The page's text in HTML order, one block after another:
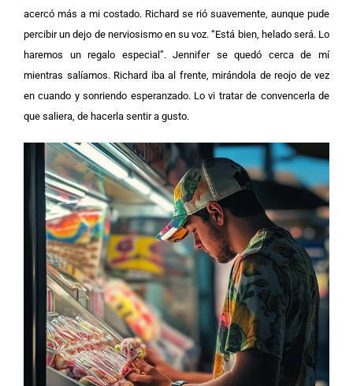
acercó más a mi costado. Richard se rió suavemente, aunque pude
percibir un dejo de nerviosismo en su voz. “Está bien, helado será. Lo
haremos un regalo especial”.Jennifer se quedó cerca de mí
mientras salíamos. Richard iba al frente, mirándola de reojo de vez
en cuando y sonriendo esperanzado. Lo vi tratar de convencerla de
que saliera, de hacerla sentir a gusto.